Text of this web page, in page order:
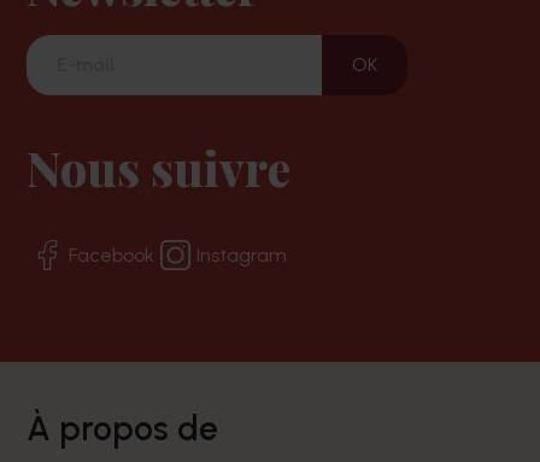
Nous suivre
Facebook Instagram
à propos de